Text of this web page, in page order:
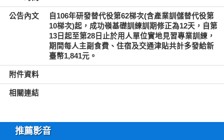
公告內文
自106年研發替代役第62梯次(含產業訓儲替代役第
10梯次)起，成功嶺基礎訓練訓期修正為12天，自第
13日起至第28日止於用人單位實地見習專業訓練，
期間每人主副食費、住宿及交通津貼共計多發給新
臺幣1,841元。
附件資料
相關連結
推薦影音